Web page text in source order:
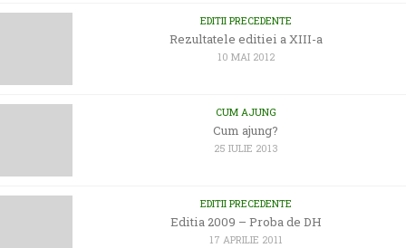
EDITII PRECEDENTE
Rezultatele editiei a XIII-a
10 MAI 2012
CUM AJUNG
Cum ajung?
25 IULIE 2013
EDITII PRECEDENTE
Editia 2009 – Proba de DH
17 APRILIE 2011